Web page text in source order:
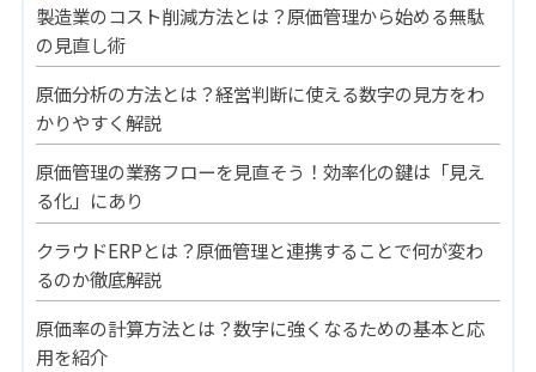
製造業のコスト削減方法とは？原価管理から始める無駄
の見直し術
原価分析の方法とは？経営判断に使える数字の見方をわ
かりやすく解説
原価管理の業務フローを見直そう！効率化の鍵は「見え
る化」にあり
クラウドERPとは？原価管理と連携することで何が変わ
るのか徹底解説
原価率の計算方法とは？数字に強くなるための基本と応
用を紹介